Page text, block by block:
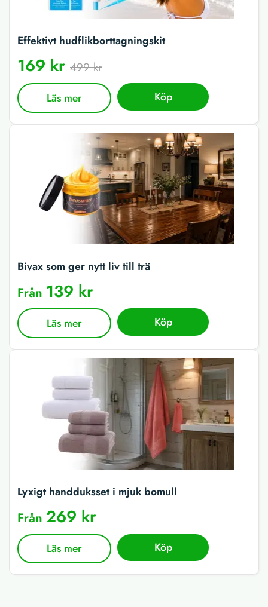
Effektivt hudflikborttagningskit
169 kr 499 kr
Läs mer Köp
Bivax som ger nytt liv till trä
Från 139 kr
Läs mer Köp
Lyxigt handduksset i mjuk bomull
Från 269 kr
Läs mer Köp